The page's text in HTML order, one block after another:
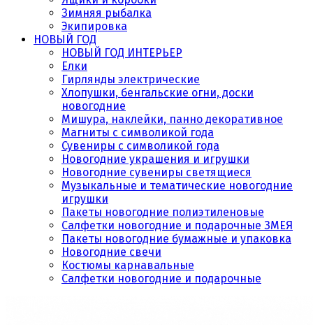
Зимняя рыбалка
Экипировка
НОВЫЙ ГОД
НОВЫЙ ГОД ИНТЕРЬЕР
Елки
Гирлянды электрические
Хлопушки, бенгальские огни, доски
новогодние
Мишура, наклейки, панно декоративное
Магниты с символикой года
Сувениры с символикой года
Новогодние украшения и игрушки
Новогодние сувениры светящиеся
Музыкальные и тематические новогодние
игрушки
Пакеты новогодние полиэтиленовые
Салфетки новогодние и подарочные ЗМЕЯ
Пакеты новогодние бумажные и упаковка
Новогодние свечи
Костюмы карнавальные
Салфетки новогодние и подарочные